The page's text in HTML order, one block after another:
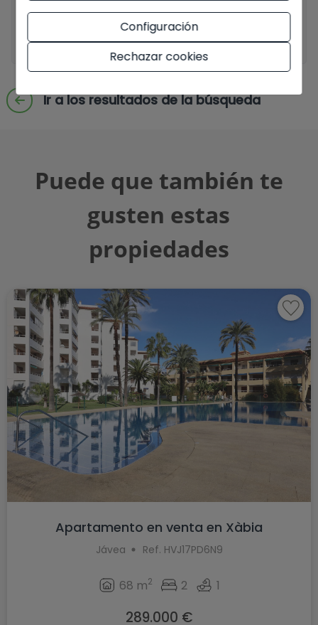
Enviar solicitud
Ir a los resultados de la búsqueda
Puede que también te
gusten estas
propiedades
Apartamento en venta en Xàbia
Jávea Ref. HVJ17PD6N9
68 m2 2 1
289.000 €
Configuración
Rechazar cookies